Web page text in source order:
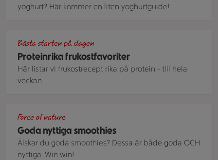
yoghurt? Här kommer en liten yoghurtguide!
Proteinrika frukostfavoriter
Bästa starten på dagen
Här listar vi frukostrecept rika på protein - till hela
veckan.
Goda nyttiga smoothies
Force of nature
Älskar du goda smoothies? Dessa är både goda OCH
nyttiga. Win win!